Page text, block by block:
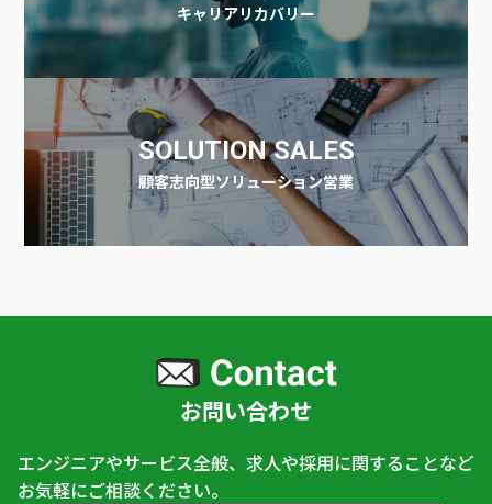
キャリアリカバリー
SOLUTION SALES
顧客志向型ソリューション営業
お問い合わせ
エンジニアやサービス全般、求人や採用に関することなど
お気軽にご相談ください。